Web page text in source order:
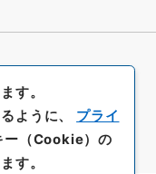
す。
ように、 プライ
ー（Cookie）の
す。